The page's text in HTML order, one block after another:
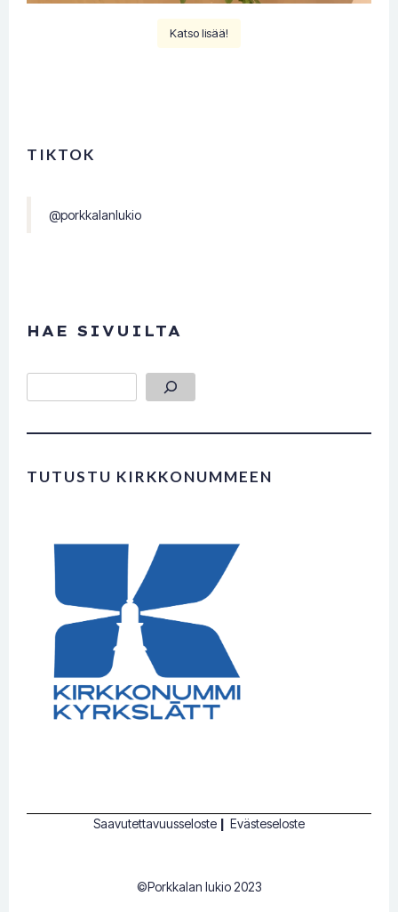
Katso lisää!
TIKTOK
@porkkalanlukio
HAE SIVUILTA
TUTUSTU KIRKKONUMMEEN
Saavutettavuusseloste | Evästeseloste
©Porkkalan lukio 2023